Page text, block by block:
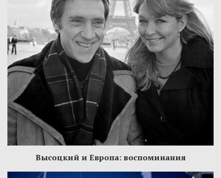
Высоцкий и Европа: воспоминания